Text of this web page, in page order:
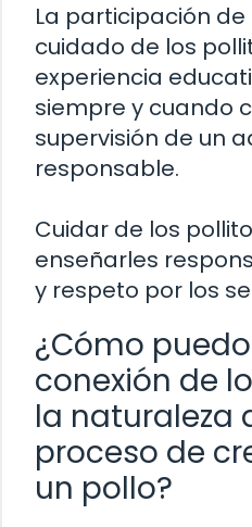
La participación de
cuidado de los
experiencia
siempre y cuando
supervisión de un
responsable.
Cuidar de los
enseñarles
y respeto por los
¿Cómo
conexión de
la naturaleza
proceso de
un pollo?